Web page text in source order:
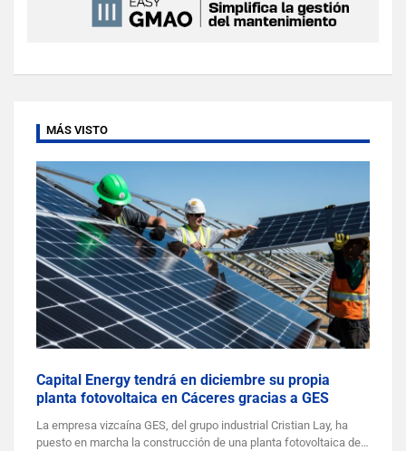
MÁS VISTO
Capital Energy tendrá en diciembre su propia
planta fotovoltaica en Cáceres gracias a GES
La empresa vizcaína GES, del grupo industrial Cristian Lay, ha
puesto en marcha la construcción de una planta fotovoltaica de…